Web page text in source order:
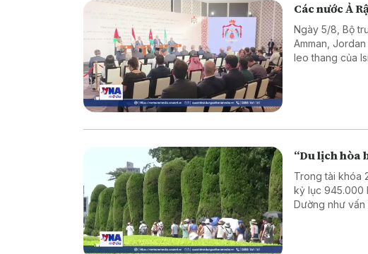
Các nước Ả
Ngày 5/8, Bộ
Amman,
leo thang của
“Du lịch hòa
Trong tài khóa
kỷ lục 945.000
Dường như vấn